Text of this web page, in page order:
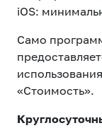
iOS:
Само
«Стоимость».